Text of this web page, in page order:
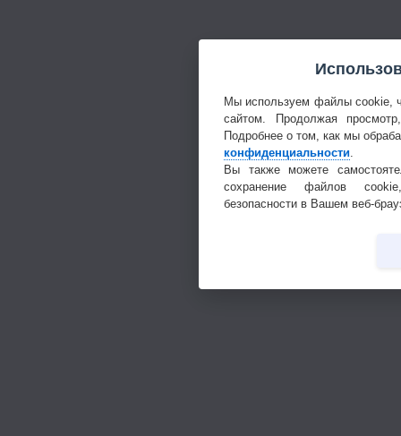
Мы используем файлы cookie,
сайтом. Продолжая
Подробнее о том, как мы
конфиденциальности
Вы также можете
сохранение файлов
безопасности в Вашем веб-